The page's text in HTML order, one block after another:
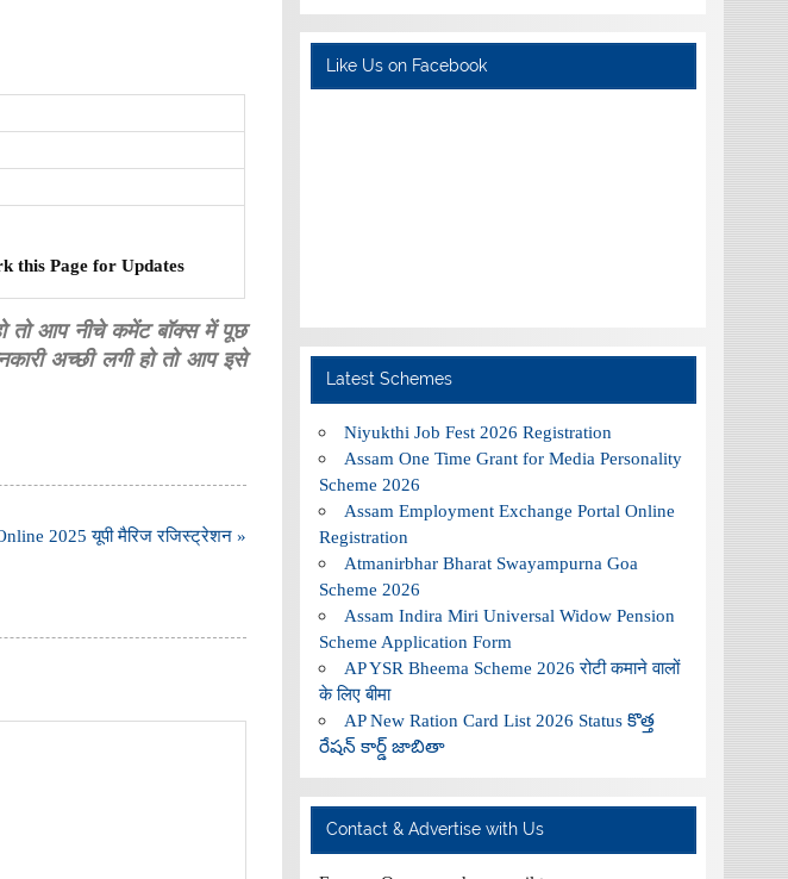
this Page for Updates
तो आप नीचे कमेंट बॉक्स में पूछ
अच्छी लगी हो तो आप इसे
2025 यूपी मैरिज रजिस्ट्रेशन »
Like Us on Facebook
Latest Schemes
Niyukthi Job Fest 2026 Registration
Assam One Time Grant for Media Personality
Scheme 2026
Assam Employment Exchange Portal Online
Registration
Atmanirbhar Bharat Swayampurna Goa
Scheme 2026
Assam Indira Miri Universal Widow Pension
Scheme Application Form
AP YSR Bheema Scheme 2026 रोटी कमाने वालों
के लिए बीमा
AP New Ration Card List 2026 Status కొత్త
రేషన్ కార్డ్ జాబితా
Contact & Advertise with Us